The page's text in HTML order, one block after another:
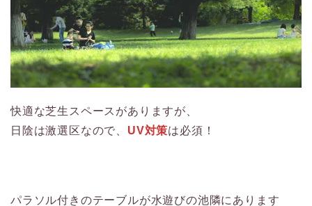
快適な芝生スペースがありますが、
日陰は激選区なので、 UV対策は必須！
パラソル付きのテーブルが水遊びの池隣にあります